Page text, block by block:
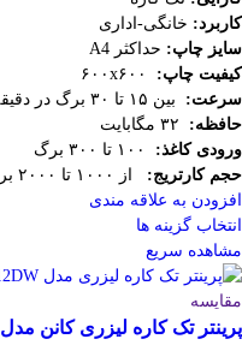
کاربرد: خانگی-اداری
سایز چاپ: حداکثر A4
کیفیت چاپ:
۶۰۰x۶۰۰
سرعت: بین ۱۵ تا ۳۰ برگ در دقیقه
حافظه: ۳۲ مگابایت
ورودی کاغذ:
۱۰۰ تا ۳۰۰ برگ
حجم کارتریج:
از ۱۰۰۰ تا ۲۰۰۰ برگ
افزودن به علاقه مندی
انتخاب گزینه ها
مشاهده سریع
مقایسه
پرینتر تک کاره لیزری کانن مدل LBP212dw